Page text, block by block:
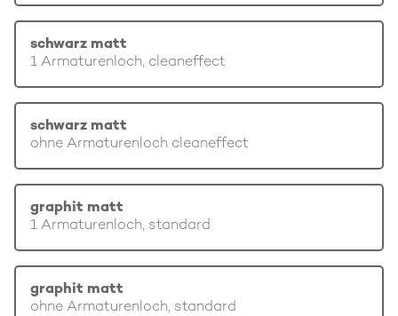
schwarz matt
1 Armaturenloch, cleaneffect
schwarz matt
ohne Armaturenloch cleaneffect
graphit matt
1 Armaturenloch, standard
graphit matt
ohne Armaturenloch, standard